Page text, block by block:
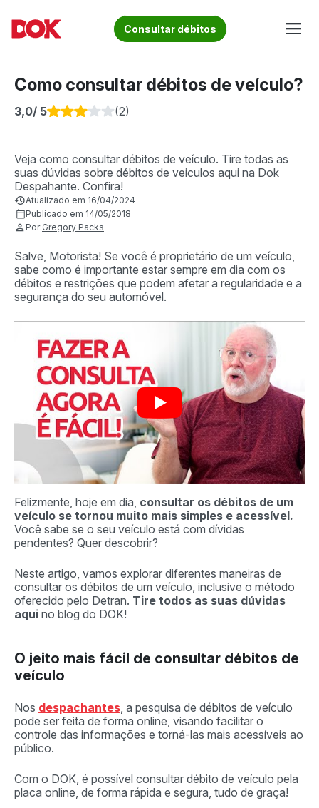
content
Acesse o Blog e conheça todos os nossos artigos | DOK
Fique por dentro de artigos sobre o trânsito brasileiro!
Conheça informações sobre licenciamento, ipva, multas e
Consultar débitos
Como consultar débitos de veículo?
3,0/ 5 (2)
Veja como consultar débitos de veículo. Tire todas as
suas dúvidas sobre débitos de veiculos aqui na Dok
Despahante. Confira!
Atualizado em 16/04/2024
Publicado em 14/05/2018
Por:Gregory Packs
Salve, Motorista! Se você é proprietário de um veículo,
sabe como é importante estar sempre em dia com os
débitos e restrições que podem afetar a regularidade e a
segurança do seu automóvel.
Felizmente, hoje em dia, consultar os débitos de um
veículo se tornou muito mais simples e acessível.
Você sabe se o seu veículo está com dívidas
pendentes? Quer descobrir?
Neste artigo, vamos explorar diferentes maneiras de
consultar os débitos de um veículo, inclusive o método
oferecido pelo Detran. Tire todos as suas dúvidas
aqui no blog do DOK!
O jeito mais fácil de consultar débitos de
veículo
Nos despachantes, a pesquisa de débitos de veículo
pode ser feita de forma online, visando facilitar o
controle das informações e torná-las mais acessíveis ao
público.
Com o DOK, é possível consultar débito de veículo pela
placa online, de forma rápida e segura, tudo de graça!